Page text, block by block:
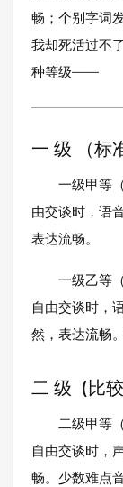
畅；个别字词
我却死活过不
种等级——
一 级 （标
一级甲等
由交谈时，语
表达流畅。
一级乙等
自由交谈时，
然，表达流畅
二 级 (比
二级甲等
自由交谈时，
畅。少数难点